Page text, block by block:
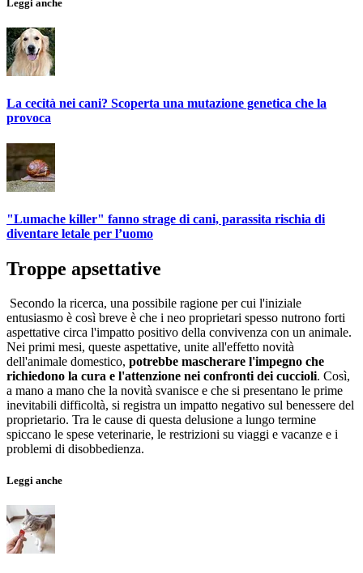
Leggi anche
La cecità nei cani? Scoperta una mutazione genetica che la
provoca
"Lumache killer" fanno strage di cani, parassita rischia di
diventare letale per l’uomo
Troppe apsettative
Secondo la ricerca, una possibile ragione per cui l'iniziale
entusiasmo è così breve è che i neo proprietari spesso nutrono forti
aspettative circa l'impatto positivo della convivenza con un animale.
Nei primi mesi, queste aspettative, unite all'effetto novità
dell'animale domestico, potrebbe mascherare l'impegno che
richiedono la cura e l'attenzione nei confronti dei cuccioli. Così,
a mano a mano che la novità svanisce e che si presentano le prime
inevitabili difficoltà, si registra un impatto negativo sul benessere del
proprietario. Tra le cause di questa delusione a lungo termine
spiccano le spese veterinarie, le restrizioni su viaggi e vacanze e i
problemi di disobbedienza.
Leggi anche